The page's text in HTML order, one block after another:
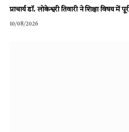
प्राचार्य डॉ. लोकेश्वरी तिवारी ने शिक्षा विषय में
10/08/2026